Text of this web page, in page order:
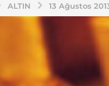
ALTIN 13 Ağustos